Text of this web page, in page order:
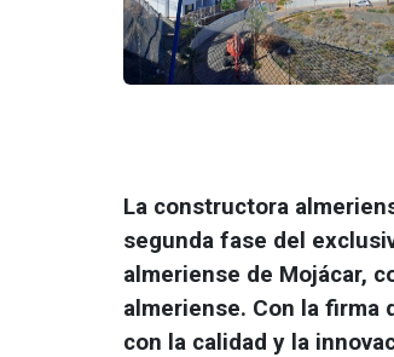
La constructora
segunda fase del
almeriense de Mojácar,
almeriense. Con la firma
con la calidad y la